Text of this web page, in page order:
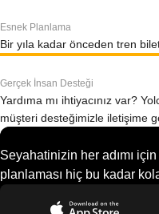
Esnek Planlama
Bir yıla kadar önceden tren
Gerçek İnsan Desteği
Yardıma mı ihtiyacınız var?
müşteri desteğimizle iletişime
Seyahatinizin her adımı
planlaması hiç bu kadar